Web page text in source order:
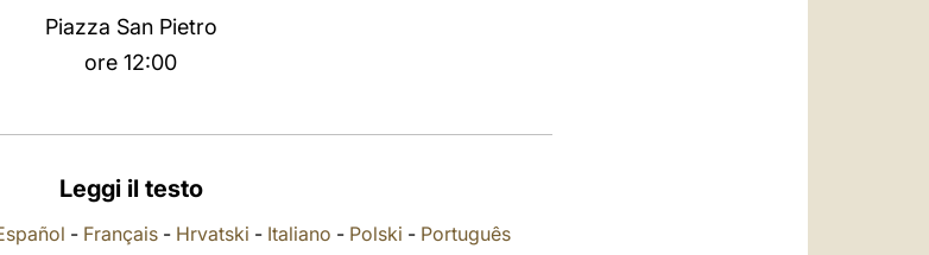
Piazza San Pietro
ore 12:00
Leggi il testo
- Français- Hrvatski - Italiano - Polski - Português